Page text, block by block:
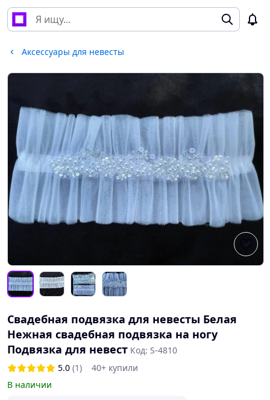
Аксессуары для невесты
Свадебная подвязка для невесты Белая
Нежная свадебная подвязка на ногу
Подвязка для невест Код: S-4810
5.0 (1)
40+ купили
В наличии